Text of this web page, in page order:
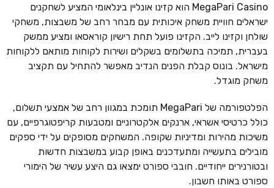
MegaPari Casino הוא קזינו אונליין בינלאומי המציע לשחקנים
ישראלים חוויית משחק איכותית עם מבחר רחב של משבצות, משחקי
שולחן וקזינו לייב. הקזינו פועל תחת רישיון קוראסאו ומציע ממשק
בעברית, תמיכה בתשלומים בשקלים ושירות לקוחות מותאם ללקוחות
מישראל. בונוס קבלת הפנים הנדיב מאפשר להתחיל עם תקציב
משחק מוגדל.
הפלטפורמה של MegaPari תומכת במגוון רחב של אמצעי תשלום,
כולל כרטיסי אשראי, ארנקים אלקטרוניים ומטבעות קריפטוגרפיים, עם
משיכות מהירות ומדיניות שקופה. המשחקים מסופקים על ידי ספקים
מובילים בתעשייה ומתעדכנים באופן קבוע במשבצות חדשות
ובטורנירים ייחודיים. חובבי ספורט ימצאו גם היצע עשיר של הימורי
ספורט באותו חשבון.